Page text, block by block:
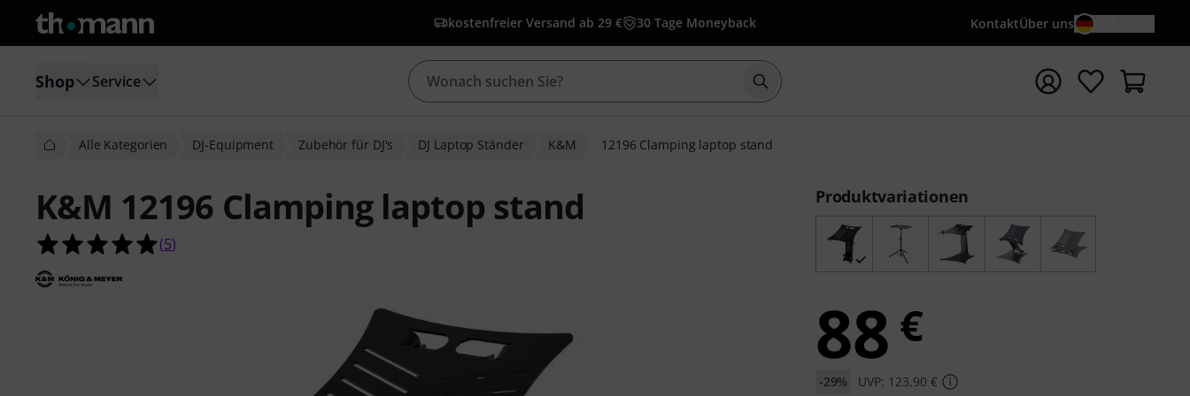
kostenfreier Versand ab 29 € 30 Tage Moneyback KontaktÜber uns
Shop Service Suche mit Suchwort {searchTerm} starten
Alle Kategorien DJ-Equipment Zubehör für DJ's DJ Laptop Ständer K&M 12196 Clamping laptop stand
K&M 12196 Clamping laptop stand
5.0 von 5 Sternen aus 5 Kundenbewertungen
(5)
Produktvariationen
88 €
-29% UVP: 123,90 €